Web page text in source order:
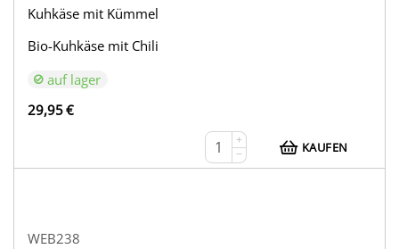
Kuhkäse mit Kümmel
Bio-Kuhkäse mit Chili
auf lager
29,95€
+
−
KAUFEN
WEB238